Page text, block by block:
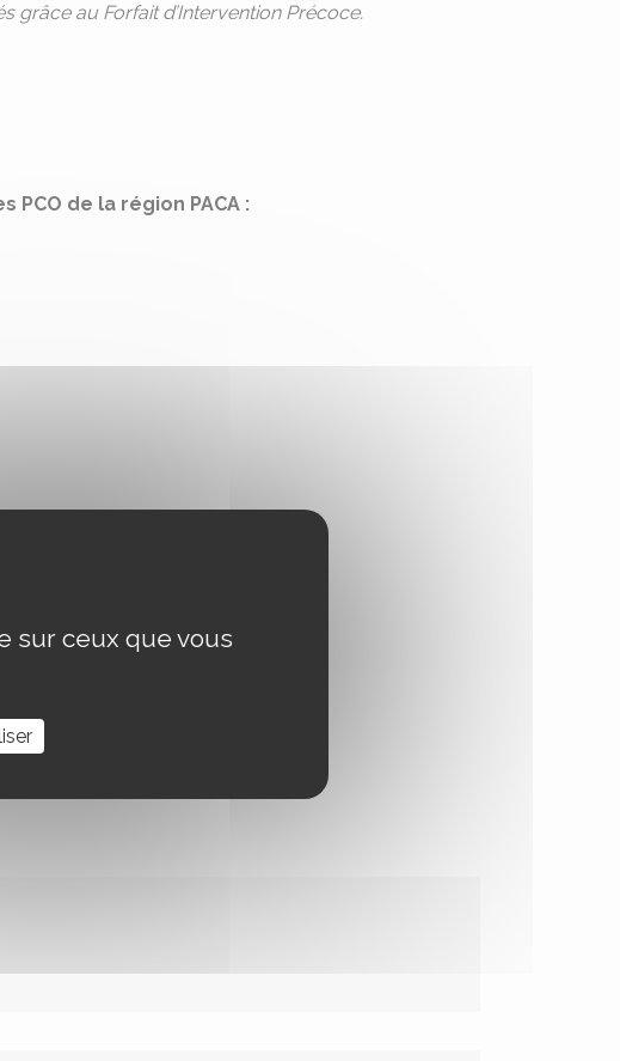
au Forfait d’Intervention Précoce.
PCO de la région PACA :
sur ceux que vous